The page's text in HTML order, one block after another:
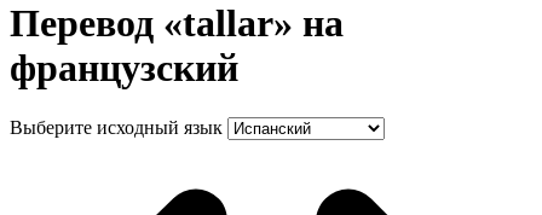
Перевод «tallar» на
французский
Выберите исходный язык